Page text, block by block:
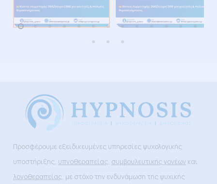
Προσφέρουμε εξειδικευμένες υπηρεσίες ψυχολογικής
υποστήριξης, υπνοθεραπείας, συμβουλευτικής γονέων και
λογοθεραπείας, με στόχο την ενδυνάμωση της ψυχικής